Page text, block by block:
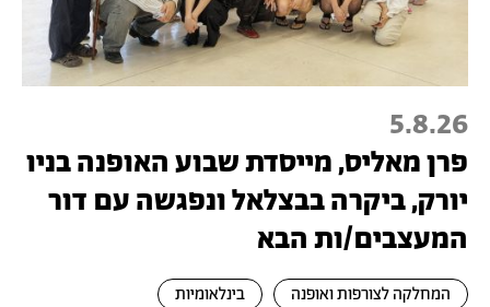
5.8.26
פרן מאליס, מייסדת שבוע האופנה בניו
יורק, ביקרה בבצלאל ונפגשה עם דור
המעצבים/ות הבא
המחלקה לצורפות ואופנה בינלאומיות